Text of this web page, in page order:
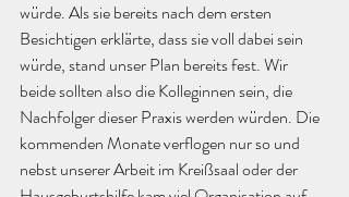
würde. Als sie bereits nach dem ersten
Besichtigen erklärte, dass sie voll dabei sein
würde, stand unser Plan bereits fest. Wir
beide sollten also die Kolleginnen sein, die
Nachfolger dieser Praxis werden würden. Die
kommenden Monate verflogen nur so und
nebst unserer Arbeit im Kreißsaal oder der